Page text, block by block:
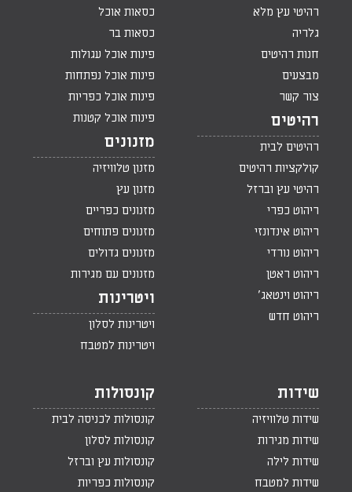
רהיטי עץ מלא
גלריה
חנות רהיטים
מבצעים
צור קשר
רהיטים
רהיטים לבית
קולקציות רהיטים
רהיטי עץ וברזל
ריהוט כפרי
ריהוט אינדונזי
ריהוט נורדי
ריהוט ראטן
ריהוט וינטאג'
ריהוט חדש
כסאות אוכל
כסאות בר
פינות אוכל עגולות
פינות אוכל נפתחות
פינות אוכל כפריות
פינות אוכל קטנות
מזנונים
מזנון טלוויזיה
מזנון עץ
מזנונים כפריים
מזנונים פתוחים
מזנונים גדולים
מזנונים עם מגירות
ויטרינות
ויטרינות לסלון
ויטרינות למטבח
שידות
שידות טלוויזיה
שידות מגירות
שידות לילה
שידות למטבח
קונסולות
קונסולות לכניסה לבית
קונסולות לסלון
קונסולות עץ וברזל
קונסולות כפריות